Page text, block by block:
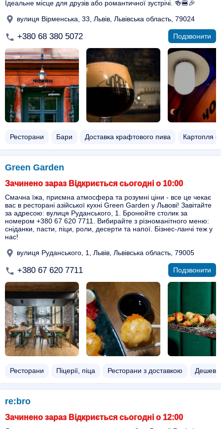
Ідеальне місце для друзів або романтичної зустрічі. 🍻🍔🎉
вулиця Вірменська, 33, Львів, Львівська область, 79024
+380 68 380 5072 Подзвонити
Ресторани Бари Доставка крафтового пива Картопля
Green Garden
Зачинено зараз Відкриється сьогодні о 10:00
Смачна їжа, приємна атмосфера та розумні ціни - все це чекає
вас в ресторані азійської кухні Green Garden у Львові! Завітайте
за адресою: вулиця Руданського, 1. Бронюйте столик за
номером +380 67 620 7711. Вибирайте з різноманітного меню:
сніданки, пасти, піци, роли, десерти та напої. Бізнес-ланчі теж у
нас!
вулиця Руданського, 1, Львів, Львівська область, 79005
+380 67 620 7711 Подзвонити
Ресторани Піцерії, піца Ресторани з доставкою Дешеві,
re:bro
Зачинено зараз Відкриється сьогодні о 12:00